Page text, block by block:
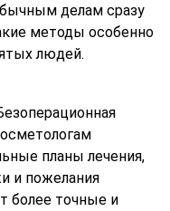
делам сразу
методы особенно
людей.
планы лечения,
и пожелания
более точные и